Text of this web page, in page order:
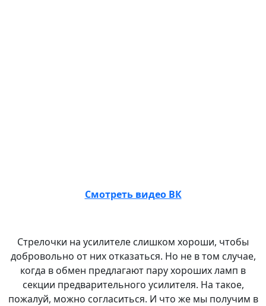
Смотреть видео ВК
Стрелочки на усилителе слишком хороши, чтобы
добровольно от них отказаться. Но не в том случае,
когда в обмен предлагают пару хороших ламп в
секции предварительного усилителя. На такое,
пожалуй, можно согласиться. И что же мы получим в